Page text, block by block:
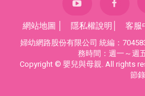
網站地圖 隱私權說明 客服
婦幼網路股份有限公司 統編：
務時間：週一～週
Copyright © 嬰兒與母親. All rights
節錄